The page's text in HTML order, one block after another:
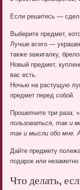
Если решитесь —
Выберите предмет,
Лучше всего —
также зажигалку,
Новый предмет,
вас есть.
Ночью на растущую
предмет перед собой.
Прошепчите три раза: «
пользоваться, так и
так и мысли обо мне.
Дайте предмету
подарок или
Что делать,